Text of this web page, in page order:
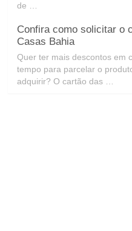
de …
Confira como solicitar o
Casas Bahia
Quer ter mais descontos em
tempo para parcelar o
adquirir? O cartão das …